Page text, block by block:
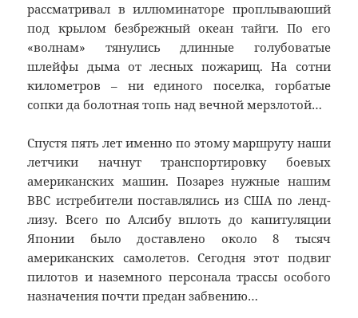
рассматривал в иллюминаторе проплываюший
под крылом безбрежный океан тайги. По его
«волнам» тянулись длинные голубоватые
шлейфы дыма от лесных пожарищ. На сотни
километров – ни единого поселка, горбатые
сопки да болотная топь над вечной мерзлотой…
Спустя пять лет именно по этому маршруту наши
летчики начнут транспортировку боевых
американских машин. Позарез нужные нашим
ВВС истребители поставлялись из США по ленд-
лизу. Всего по Алсибу вплоть до капитуляции
Японии было доставлено около 8 тысяч
американских самолетов. Сегодня этот подвиг
пилотов и наземного персонала трассы особого
назначения почти предан забвению…